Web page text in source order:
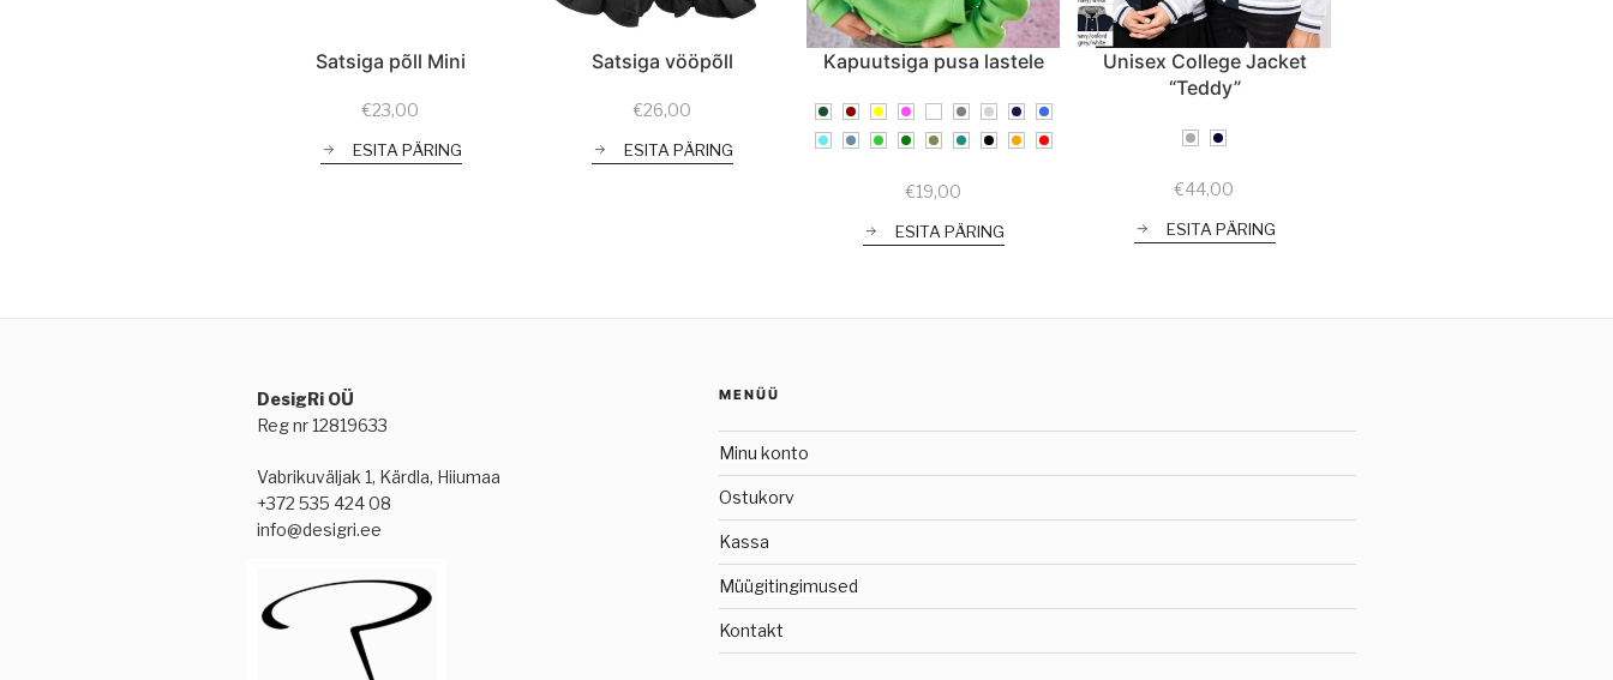
Satsiga põll Mini
€23,00
ESITA PÄRING
Satsiga vööpõll
€26,00
ESITA PÄRING
Kapuutsiga pusa lastele
€19,00
ESITA PÄRING
Unisex College Jacket
“Teddy”
€44,00
ESITA PÄRING
DesigRi OÜ
Reg nr 12819633
Vabrikuväljak 1, Kärdla, Hiiumaa
+372 535 424 08
info@desigri.ee
MENÜÜ
Minu konto
Ostukorv
Kassa
Müügitingimused
Kontakt